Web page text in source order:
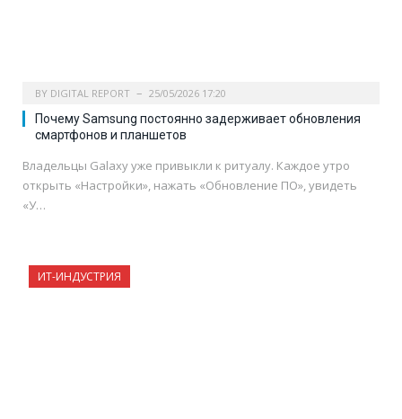
BY DIGITAL REPORT 25/05/2026 17:20
Почему Samsung постоянно задерживает обновления
смартфонов и планшетов
Владельцы Galaxy уже привыкли к ритуалу. Каждое утро
открыть «Настройки», нажать «Обновление ПО», увидеть
«У…
ИТ-ИНДУСТРИЯ